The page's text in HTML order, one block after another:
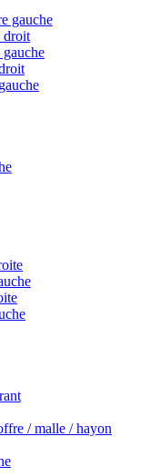
gauche
droit
/ malle / hayon